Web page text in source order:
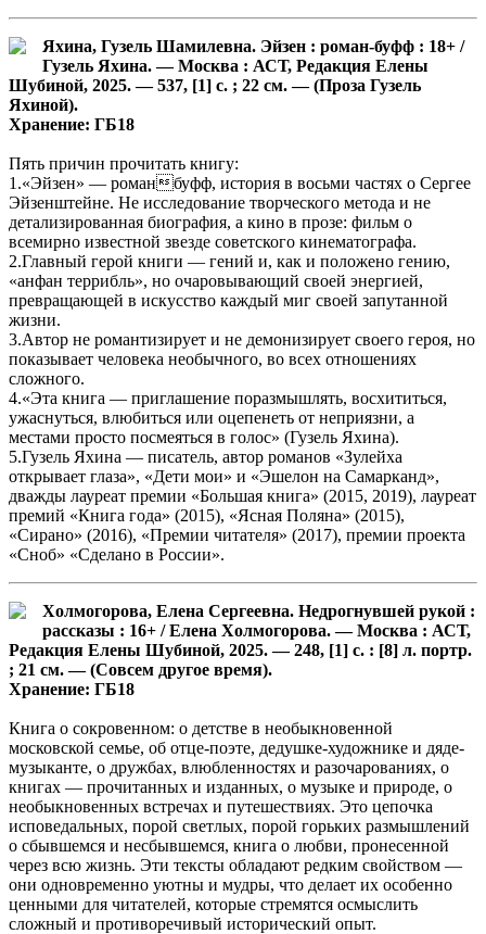
Яхина, Гузель Шамилевна. Эйзен : роман-буфф : 18+ /
Гузель Яхина. — Москва : АСТ, Редакция Елены
Шубиной, 2025. — 537, [1] с. ; 22 см. — (Проза Гузель
Яхиной).
Хранение: ГБ18
Пять причин прочитать книгу:
1.«Эйзен» — романбуфф, история в восьми частях о Сергее
Эйзенштейне. Не исследование творческого метода и не
детализированная биография, а кино в прозе: фильм о
всемирно известной звезде советского кинематографа.
2.Главный герой книги — гений и, как и положено гению,
«анфан террибль», но очаровывающий своей энергией,
превращающей в искусство каждый миг своей запутанной
жизни.
3.Автор не романтизирует и не демонизирует своего героя, но
показывает человека необычного, во всех отношениях
сложного.
4.«Эта книга — приглашение поразмышлять, восхититься,
ужаснуться, влюбиться или оцепенеть от неприязни, а
местами просто посмеяться в голос» (Гузель Яхина).
5.Гузель Яхина — писатель, автор романов «Зулейха
открывает глаза», «Дети мои» и «Эшелон на Самарканд»,
дважды лауреат премии «Большая книга» (2015, 2019), лауреат
премий «Книга года» (2015), «Ясная Поляна» (2015),
«Сирано» (2016), «Премии читателя» (2017), премии проекта
«Сноб» «Сделано в России».
Холмогорова, Елена Сергеевна. Недрогнувшей рукой :
рассказы : 16+ / Елена Холмогорова. — Москва : АСТ,
Редакция Елены Шубиной, 2025. — 248, [1] с. : [8] л. портр.
; 21 см. — (Совсем другое время).
Хранение: ГБ18
Книга о сокровенном: о детстве в необыкновенной
московской семье, об отце-поэте, дедушке-художнике и дяде-
музыканте, о дружбах, влюбленностях и разочарованиях, о
книгах — прочитанных и изданных, о музыке и природе, о
необыкновенных встречах и путешествиях. Это цепочка
исповедальных, порой светлых, порой горьких размышлений
о сбывшемся и несбывшемся, книга о любви, пронесенной
через всю жизнь. Эти тексты обладают редким свойством —
они одновременно уютны и мудры, что делает их особенно
ценными для читателей, которые стремятся осмыслить
сложный и противоречивый исторический опыт.